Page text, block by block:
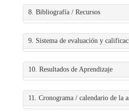
8. Bibliografía / Recursos
9. Sistema de evaluación y
10. Resultados de Aprendizaje
11. Cronograma / calendario de la